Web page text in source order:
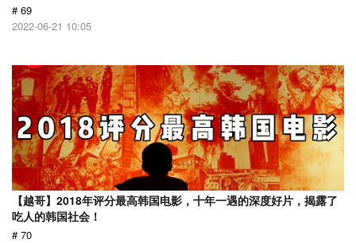
# 69
2022-06-21 10:05
【越哥】2018年评分最高韩国电影，十年一遇的深度好片，揭露了
吃人的韩国社会！
# 70